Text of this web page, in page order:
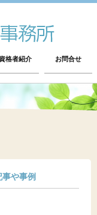
格者紹介 お問合せ
や事例